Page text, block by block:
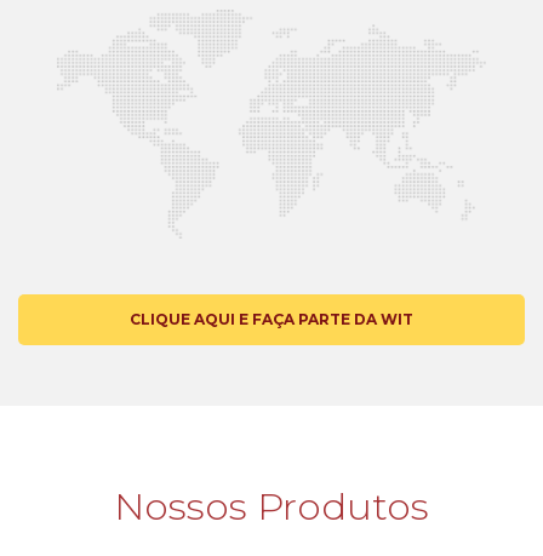
CLIQUE AQUI E FAÇA PARTE DA WIT
Nossos Produtos